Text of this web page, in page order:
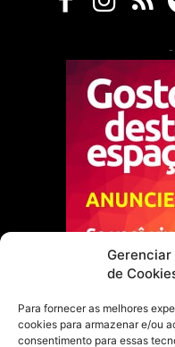
de
Para fornecer as melhores
cookies para armazenar e/ou
consentimento para essas
-
Escolha do